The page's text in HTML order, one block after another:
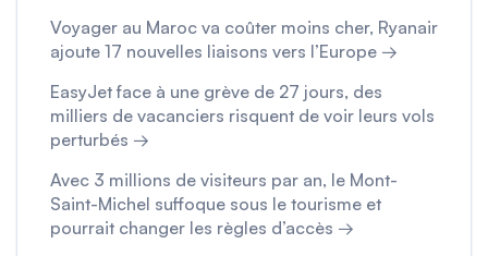
Voyager au Maroc va coûter moins cher, Ryanair
ajoute 17 nouvelles liaisons vers l’Europe →
EasyJet face à une grève de 27 jours, des
milliers de vacanciers risquent de voir leurs vols
perturbés →
Avec 3 millions de visiteurs par an, le Mont-
Saint-Michel suffoque sous le tourisme et
pourrait changer les règles d’accès →